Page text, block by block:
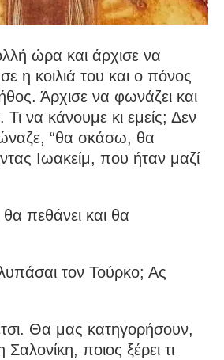
ώρα και άρχισε να
η κοιλιά του και ο πόνος
Άρχισε να φωνάζει και
να κάνουμε κι εμείς; Δεν
“θα σκάσω, θα
Ιωακείμ, που ήταν μαζί
πεθάνει και θα
τον Τούρκο; Ας
Θα μας κατηγορήσουν,
ποιος ξέρει τι